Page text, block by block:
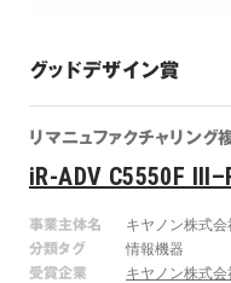
グッドデザイン賞
リマニュファクチャリング
iR-ADV C5550F
事業主体名
キヤノン株式会
分類タグ
情報機器
受賞企業
キヤノン株式会